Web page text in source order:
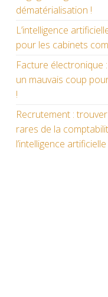
dématérialisation !
L’intelligence
pour les cabinets
Facture électronique
un mauvais coup
!
Recrutement :
rares de la
l’intelligence